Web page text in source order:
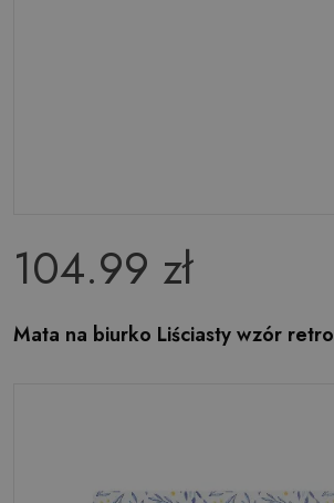
104.99 zł
Mata na biurko Liściasty wzór retro